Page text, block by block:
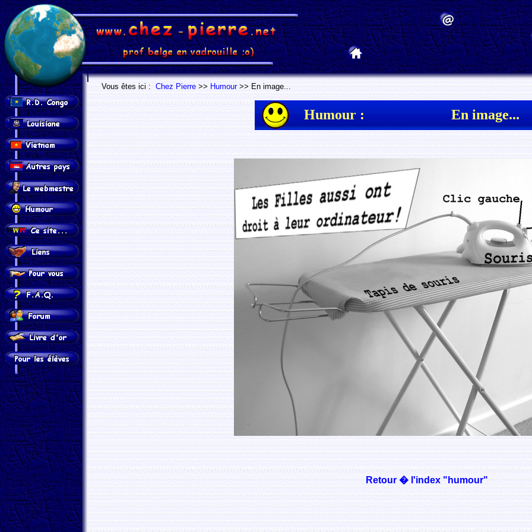
.
Vous êtes ici :Chez Pierre>>Humour>> En image...
Humour : En image...
Retour � l'index "humour"